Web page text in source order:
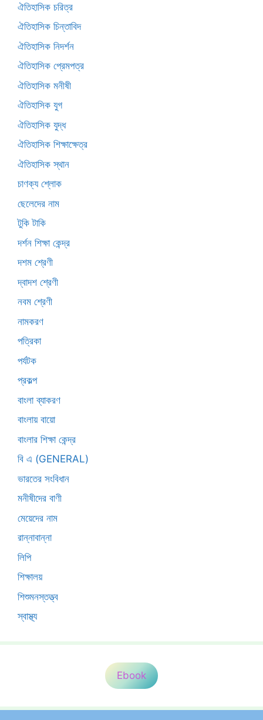
ঐতিহাসিক চরিত্র
ঐতিহাসিক চিন্তাবিদ
ঐতিহাসিক নিদর্শন
ঐতিহাসিক প্রেমপত্র
ঐতিহাসিক মনীষী
ঐতিহাসিক যুগ
ঐতিহাসিক যুদ্ধ
ঐতিহাসিক শিক্ষাক্ষেত্র
ঐতিহাসিক স্থান
চাণক্য শ্লোক
ছেলেদের নাম
টুকি টাকি
দর্শন শিক্ষা কেন্দ্র
দশম শ্রেণী
দ্বাদশ শ্রেণী
নবম শ্রেণী
নামকরণ
পত্রিকা
পর্যটক
প্রকল্প
বাংলা ব্যাকরণ
বাংলায় বায়ো
বাংলার শিক্ষা কেন্দ্র
বি এ (GENERAL)
ভারতের সংবিধান
মনীষীদের বাণী
মেয়েদের নাম
রান্নাবান্না
লিপি
শিক্ষালয়
শিশুমনস্তত্ত্ব
স্বাস্থ্য
Ebook